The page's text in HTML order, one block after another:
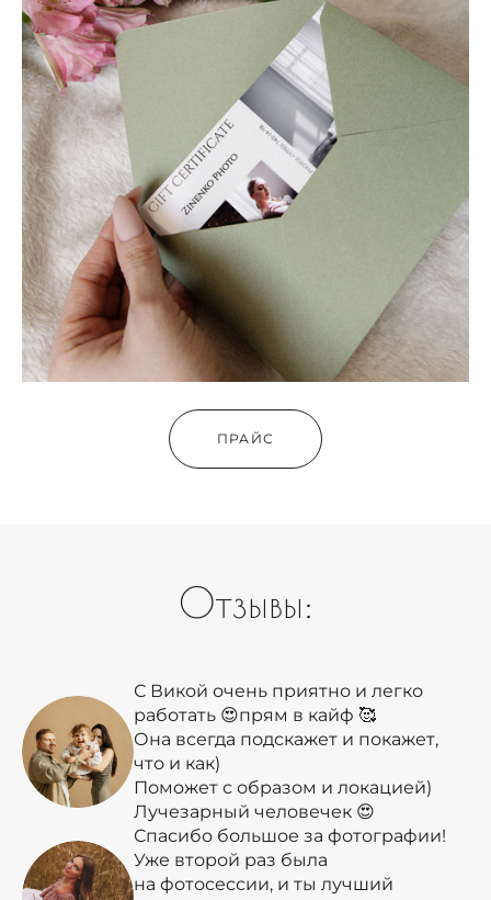
ПРАЙС
Отзывы:
С Викой очень приятно и легко
работать 😍прям в кайф 🥰
Она всегда подскажет и покажет,
что и как)
Поможет с образом и локацией)
Лучезарный человечек 😍
Спасибо большое за фотографии!
Уже второй раз была
на фотосессии, и ты лучший